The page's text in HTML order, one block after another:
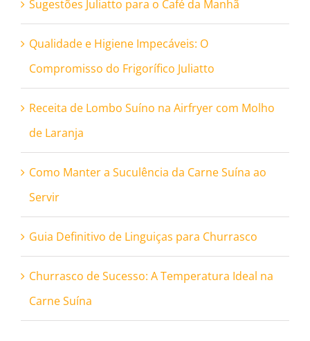
Sugestões Juliatto para o Café da Manhã
Qualidade e Higiene Impecáveis: O
Compromisso do Frigorífico Juliatto
Receita de Lombo Suíno na Airfryer com Molho
de Laranja
Como Manter a Suculência da Carne Suína ao
Servir
Guia Definitivo de Linguiças para Churrasco
Churrasco de Sucesso: A Temperatura Ideal na
Carne Suína